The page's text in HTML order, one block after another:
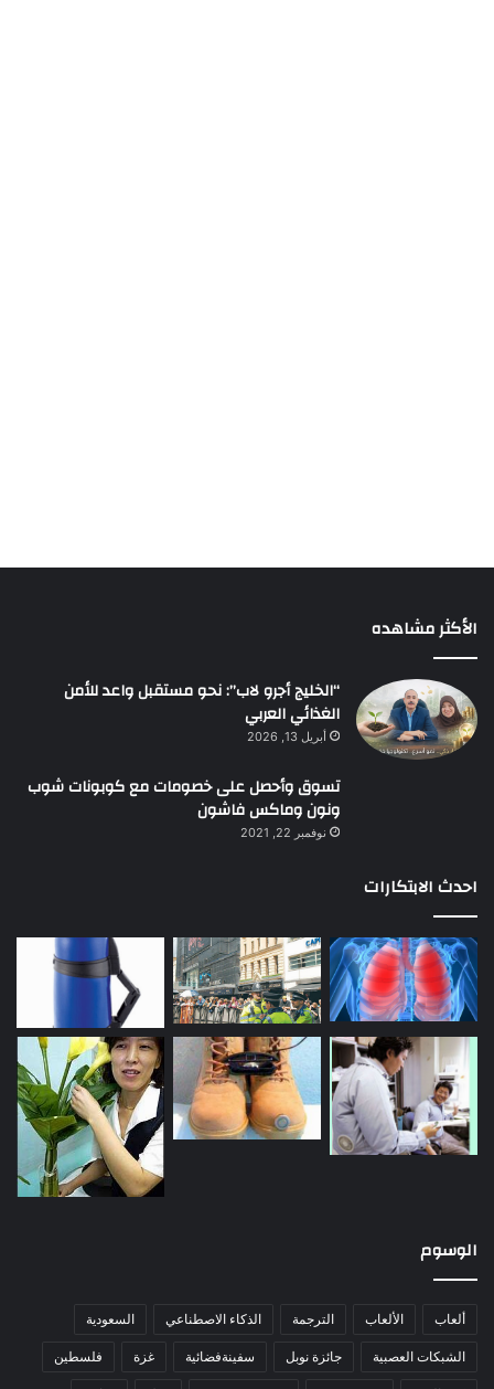
الأكثر مشاهده
“الخليج أجرو لاب”: نحو مستقبل واعد للأمن
الغذائي العربي
أبريل 13, 2026
تسوق وأحصل على خصومات مع كوبونات شوب
ونون وماكس فاشون
نوفمبر 22, 2021
احدث الابتكارات
الوسوم
ألعاب الألعاب الترجمة الذكاء الاصطناعي السعودية
الشبكات العصبية جائزة نوبل سفينةفضائية غزة فلسطين